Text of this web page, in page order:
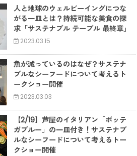
人と地球のウェルビーイングにつな
がる一皿とは？持続可能な美食の探
求「サステナブル テーブル 最終章」
2023.03.15
魚が減っているのはなぜ？サステナ
ブルなシーフードについて考えるト
ークショー開催
2023.03.03
【2/19】芦屋のイタリアン「ボッテ
ガブルー」の一皿付き！サステナブ
ルなシーフードについて考えるトー
クショー開催